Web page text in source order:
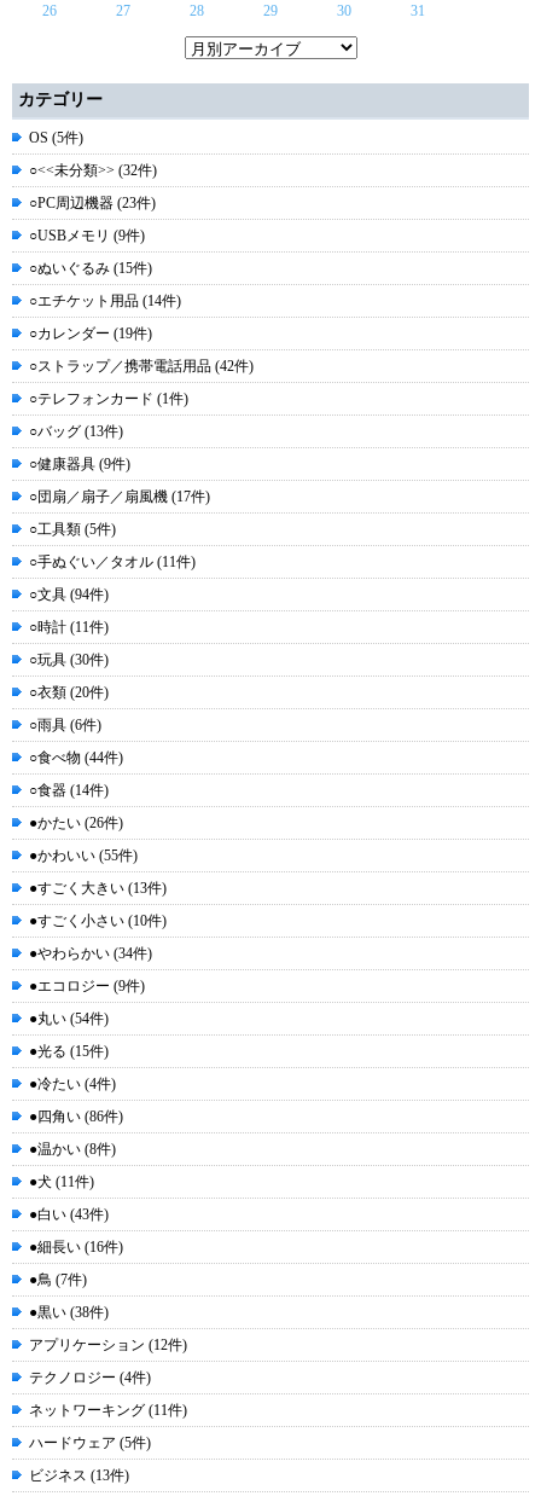
26
27 28 29 30 31
カテゴリー
OS (5件)
○<<未分類>> (32件)
○PC周辺機器 (23件)
○USBメモリ (9件)
○ぬいぐるみ (15件)
○エチケット用品 (14件)
○カレンダー (19件)
○ストラップ／携帯電話用品 (42件)
○テレフォンカード (1件)
○バッグ (13件)
○健康器具 (9件)
○団扇／扇子／扇風機 (17件)
○工具類 (5件)
○手ぬぐい／タオル (11件)
○文具 (94件)
○時計 (11件)
○玩具 (30件)
○衣類 (20件)
○雨具 (6件)
○食べ物 (44件)
○食器 (14件)
●かたい (26件)
●かわいい (55件)
●すごく大きい (13件)
●すごく小さい (10件)
●やわらかい (34件)
●エコロジー (9件)
●丸い (54件)
●光る (15件)
●冷たい (4件)
●四角い (86件)
●温かい (8件)
●犬 (11件)
●白い (43件)
●細長い (16件)
●鳥 (7件)
●黒い (38件)
アプリケーション (12件)
テクノロジー (4件)
ネットワーキング (11件)
ハードウェア (5件)
ビジネス (13件)